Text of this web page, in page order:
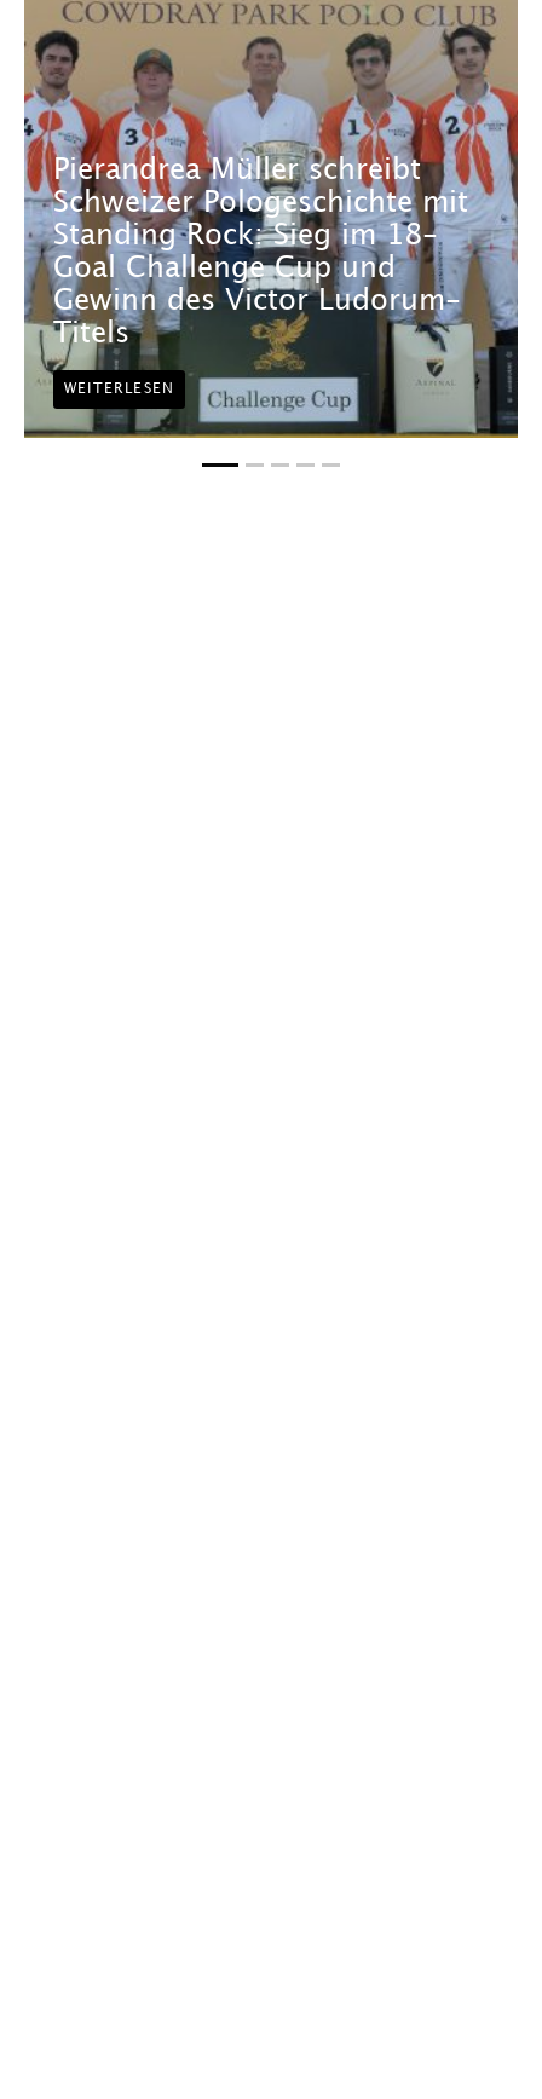
Pierandrea Müller schreibt
Schweizer Pologeschichte mit
Standing Rock: Sieg im 18-
Goal Challenge Cup und
Gewinn des Victor Ludorum-
Titels
WEITERLESEN